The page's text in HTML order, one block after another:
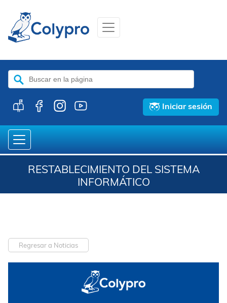
Buscar:
Iniciar sesión
RESTABLECIMIENTO DEL SISTEMA
INFORMÁTICO
Regresar a Noticias